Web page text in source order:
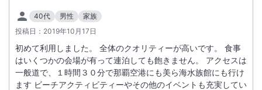
40代 男性
家族
投稿日： 2019年10月17日
初めて利用しました。 全体のクオリティーが高いです。 食事
はいくつかの会場が有って連泊しても飽きません。 アクセスは
一般道で、１時間３０分で那覇空港にも美ら海水族館にも行け
ます ビーチアクティビティーやその他のイベントも充実してい